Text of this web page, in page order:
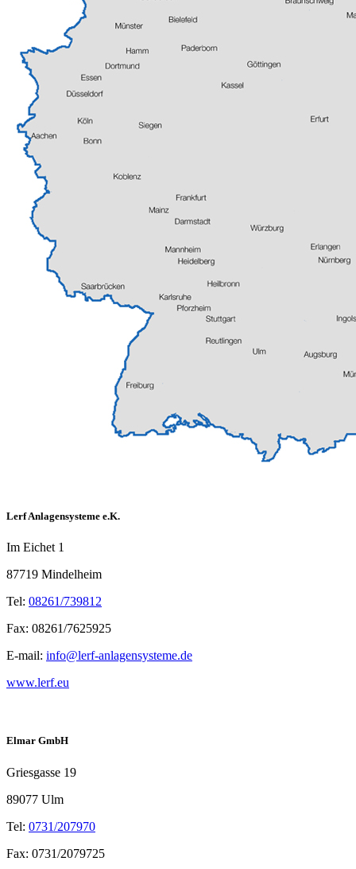
Lerf Anlagensysteme e.K.
Im Eichet 1
87719 Mindelheim
Tel: 08261/739812
Fax: 08261/7625925
E-mail: info@lerf-anlagensysteme.de
www.lerf.eu
Elmar GmbH
Griesgasse 19
89077 Ulm
Tel: 0731/207970
Fax: 0731/2079725